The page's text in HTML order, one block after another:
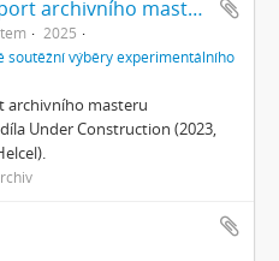
MediaInfo report archivního masteru
2025
soutěžní výběry experimentálního
archivního masteru
Under Construction (2023,